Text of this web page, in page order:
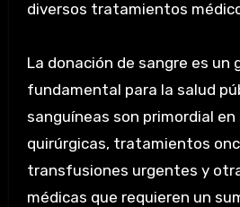
diversos tratamientos
La donación de sangre es un
fundamental para la salud
sanguíneas son primordial
quirúrgicas, tratamientos
transfusiones urgentes y
médicas que requieren un